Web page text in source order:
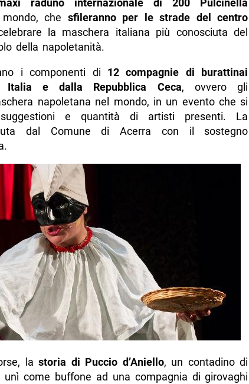
raduno internazionale di 200 Pulcinella
che sfileranno per le strade del centro
la maschera italiana più conosciuta del
della napoletanità.
i componenti di 12 compagnie di burattinai
e dalla Repubblica Ceca, ovvero gli
napoletana nel mondo, in un evento che si
e quantità di artisti presenti. La
dal Comune di Acerra con il sostegno
lastoria di Puccio d’Aniello, un contadino di
unì come buffone ad una compagnia di girovaghi